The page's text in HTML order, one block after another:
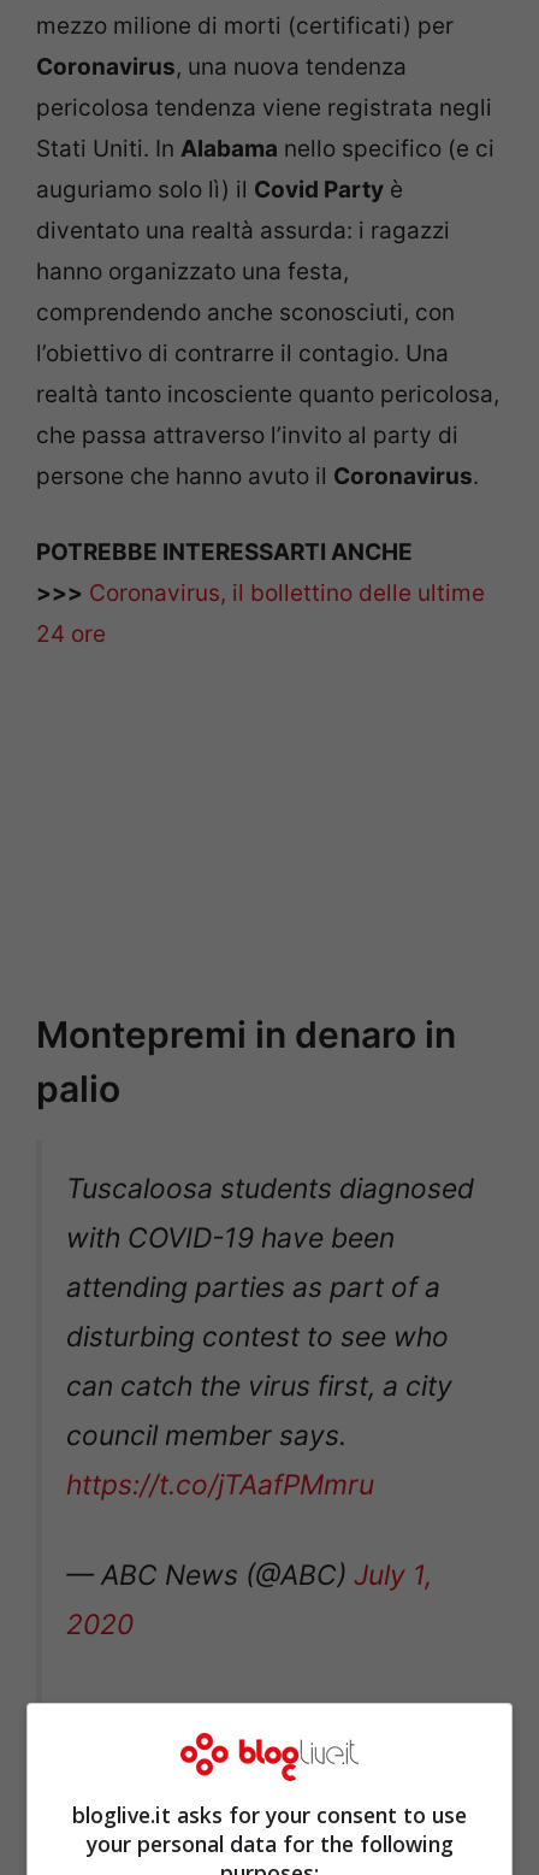
mezzo milione di morti (certificati) per
Coronavirus, una nuova tendenza
pericolosa tendenza viene registrata negli
Stati Uniti. In Alabama nello specifico (e ci
auguriamo solo lì) il Covid Party è
diventato una realtà assurda: i ragazzi
hanno organizzato una festa,
comprendendo anche sconosciuti, con
l’obiettivo di contrarre il contagio. Una
realtà tanto incosciente quanto pericolosa,
che passa attraverso l’invito al party di
persone che hanno avuto il Coronavirus.
POTREBBE INTERESSARTI ANCHE
>>> Coronavirus, il bollettino delle ultime
24 ore
Montepremi in denaro in
palio
Tuscaloosa students diagnosed
with COVID-19 have been
attending parties as part of a
disturbing contest to see who
can catch the virus first, a city
council member says.
https://t.co/jTAafPMmru
— ABC News (@ABC) July 1,
2020
bloglive.it asks for your consent to use
your personal data for the following